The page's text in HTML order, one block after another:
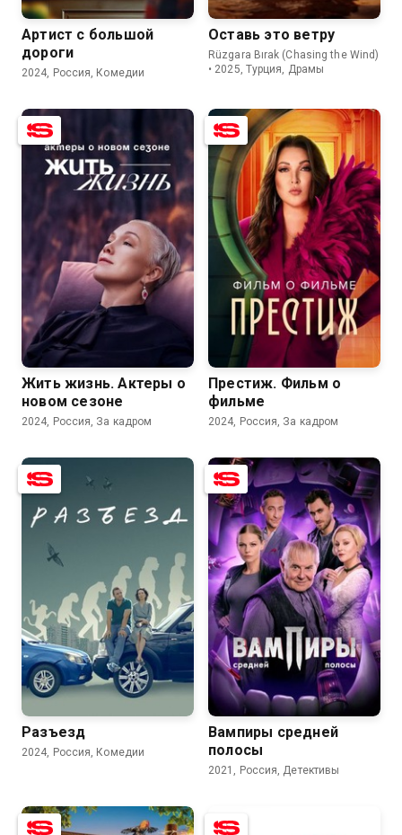
Артист с большой
дороги
2024, Россия, Комедии
Оставь это ветру
Rüzgara Bırak (Chasing the Wind)
• 2025, Турция, Драмы
Жить жизнь. Актеры о
новом сезоне
2024, Россия, За кадром
Престиж. Фильм о
фильме
2024, Россия, За кадром
7.7 2.8
Разъезд
2024, Россия, Комедии
8.4 7.5
Вампиры средней
полосы
2021, Россия, Детективы